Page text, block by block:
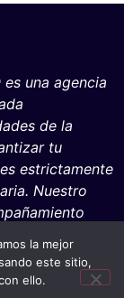
una agencia
de la
tu
estrictamente
Nuestro
la mejor
este sitio,
ello.